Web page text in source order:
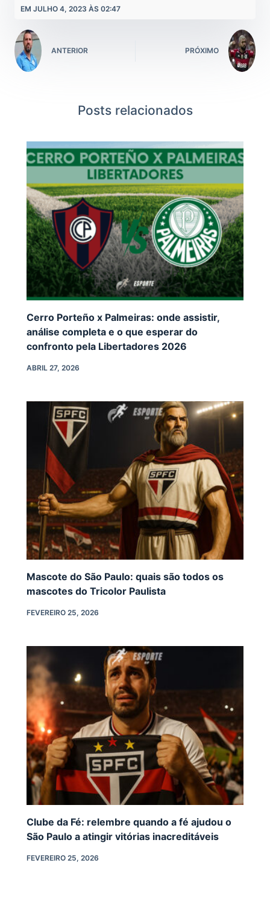
EM JULHO 4, 2023 ÀS 02:47
ANTERIOR PRÓXIMO
Posts relacionados
Cerro Porteño x Palmeiras: onde assistir,
análise completa e o que esperar do
confronto pela Libertadores 2026
ABRIL 27, 2026
Mascote do São Paulo: quais são todos os
mascotes do Tricolor Paulista
FEVEREIRO 25, 2026
Clube da Fé: relembre quando a fé ajudou o
São Paulo a atingir vitórias inacreditáveis
FEVEREIRO 25, 2026